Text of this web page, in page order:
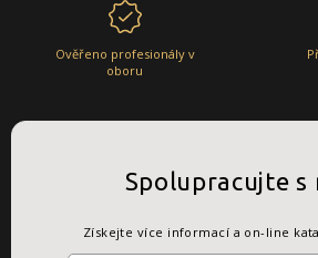
Ověřeno profesionály v
oboru
Spolupracujte s
Získejte více informací a on-line